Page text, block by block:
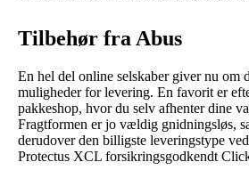
Tilbehør fra Abus
En hel del online selskaber giver nu om
muligheder for levering. En favorit er
pakkeshop, hvor du selv afhenter dine
Fragtformen er jo vældig gnidningsløs,
derudover den billigste leveringstype
Protectus XCL forsikringsgodkendt